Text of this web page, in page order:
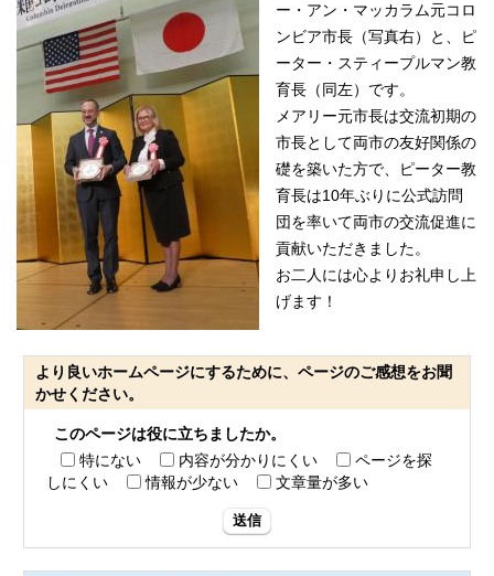
ー・アン・マッカラム元コロ
ンビア市長（写真右）と、ピ
ーター・スティープルマン教
育長（同左）です。
メアリー元市長は交流初期の
市長として両市の友好関係の
礎を築いた方で、ピーター教
育長は10年ぶりに公式訪問
団を率いて両市の交流促進に
貢献いただきました。
お二人には心よりお礼申し上
げます！
より良いホームページにするために、ページのご感想をお聞
かせください。
このページは役に立ちましたか。
特にない
内容が分かりにくい
ページを探
しにくい
情報が少ない 文章量が多い
送信